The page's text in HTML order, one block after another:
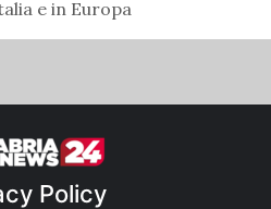
e in Europa
Policy